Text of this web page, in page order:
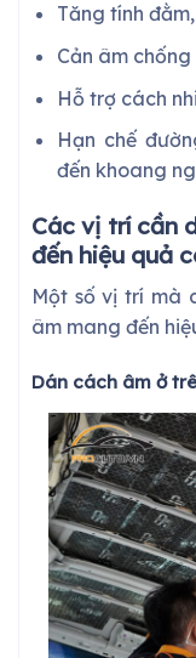
Tăng tính
Cản âm
Hỗ trợ cách
Hạn chế
đến khoang
Các vị trí cần
đến hiệu quả
Một số vị trí mà
âm mang đến
Dán cách âm ở